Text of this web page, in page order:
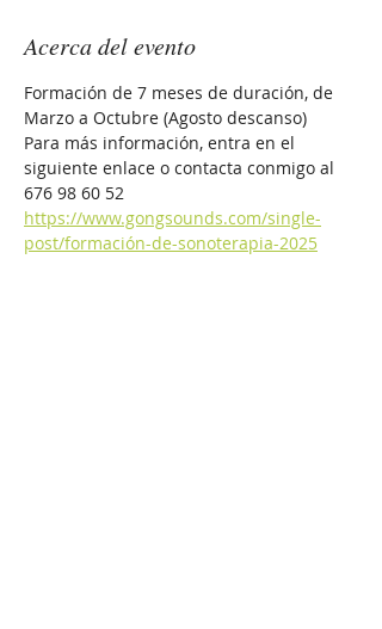
Acerca del evento
Formación de 7 meses de duración, de
Marzo a Octubre (Agosto descanso)
Para más información, entra en el
siguiente enlace o contacta conmigo al
676 98 60 52
https://www.gongsounds.com/single-
post/formación-de-sonoterapia-2025